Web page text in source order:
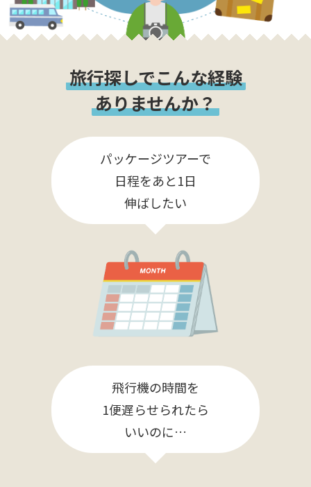
旅行探しでこんな経験
ありませんか？
パッケージツアーで
日程をあと1日
伸ばしたい
飛行機の時間を
1便遅らせられたら
いいのに…